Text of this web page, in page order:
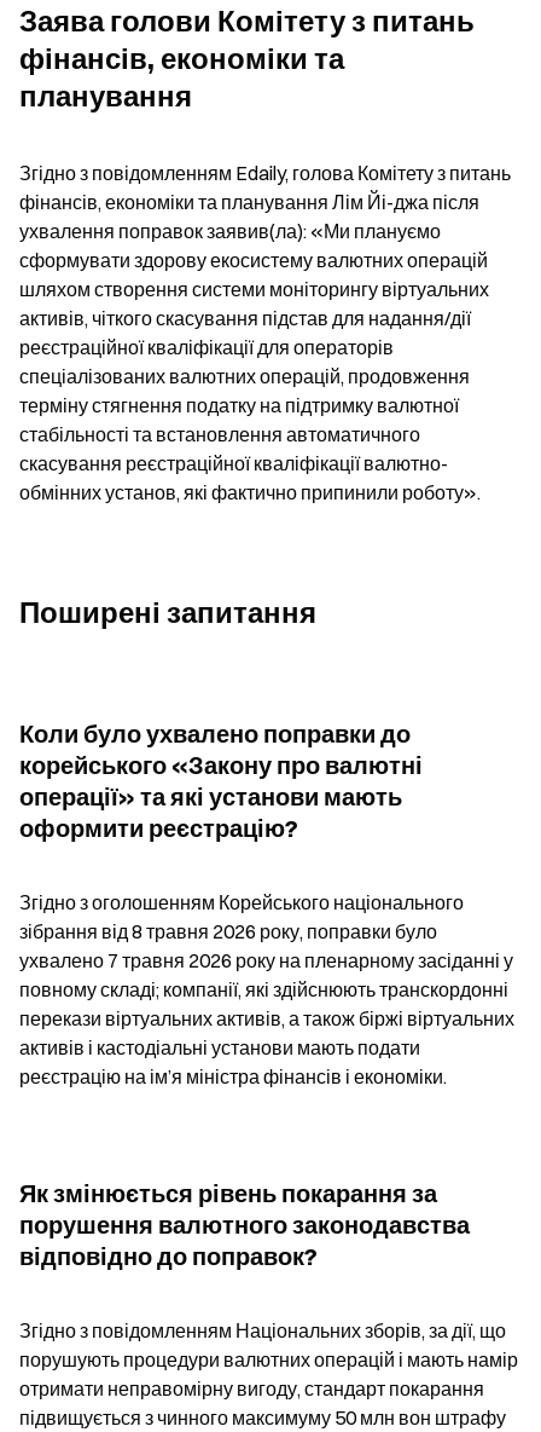
Заява голови Комітету з питань
фінансів, економіки та
планування
Згідно з повідомленням Edaily, голова Комітету з питань
фінансів, економіки та планування Лім Йі-джа після
ухвалення поправок заявив(ла): «Ми плануємо
сформувати здорову екосистему валютних операцій
шляхом створення системи моніторингу віртуальних
активів, чіткого скасування підстав для надання/дії
реєстраційної кваліфікації для операторів
спеціалізованих валютних операцій, продовження
терміну стягнення податку на підтримку валютної
стабільності та встановлення автоматичного
скасування реєстраційної кваліфікації валютно-
обмінних установ, які фактично припинили роботу».
Поширені запитання
Коли було ухвалено поправки до
корейського «Закону про валютні
операції» та які установи мають
оформити реєстрацію?
Згідно з оголошенням Корейського національного
зібрання від 8 травня 2026 року, поправки було
ухвалено 7 травня 2026 року на пленарному засіданні у
повному складі; компанії, які здійснюють транскордонні
перекази віртуальних активів, а також біржі віртуальних
активів і кастодіальні установи мають подати
реєстрацію на ім’я міністра фінансів і економіки.
Як змінюється рівень покарання за
порушення валютного законодавства
відповідно до поправок?
Згідно з повідомленням Національних зборів, за дії, що
порушують процедури валютних операцій і мають намір
отримати неправомірну вигоду, стандарт покарання
підвищується з чинного максимуму 50 млн вон штрафу